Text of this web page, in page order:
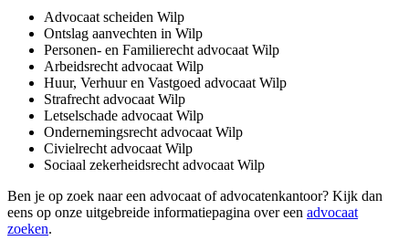
Advocaat scheiden Wilp
Ontslag aanvechten in Wilp
Personen- en Familierecht advocaat Wilp
Arbeidsrecht advocaat Wilp
Huur, Verhuur en Vastgoed advocaat Wilp
Strafrecht advocaat Wilp
Letselschade advocaat Wilp
Ondernemingsrecht advocaat Wilp
Civielrecht advocaat Wilp
Sociaal zekerheidsrecht advocaat Wilp
Ben je op zoek naar een advocaat of advocatenkantoor? Kijk dan
eens op onze uitgebreide informatiepagina over een advocaat
zoeken.